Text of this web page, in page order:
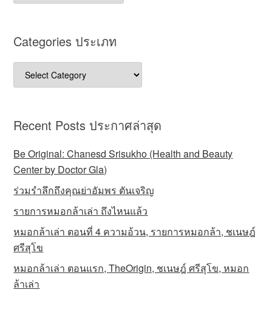
Categories ประเภท
Categories
ประเภท
Recent Posts ประกาศล่าสุด
Be Original: Chanesd Srisukho (Health and Beauty
Center by Doctor Gla)
ร่วมรำลึกถึงคุณย่าอัมพร ตันเจริญ
รายการหมอกล้าเล่า ถึงไหนแล้ว
หมอกล้าเล่า ตอนที่ 4 ความอ้วน, รายการหมอกล้า, ชเนษฎ์
ศรีสุโข
หมอกล้าเล่า ตอนแรก, TheOrigin, ชเนษฎ์ ศรีสุโข, หมอก
ล้าเล่า